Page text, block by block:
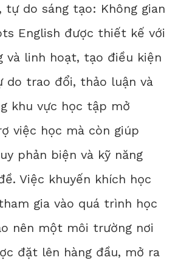
tự do sáng tạo: Không gian
English được thiết kế với
và linh hoạt, tạo điều kiện
do trao đổi, thảo luận và
khu vực học tập mở
việc học mà còn giúp
phản biện và kỹ năng
Việc khuyến khích học
gia vào quá trình học
nên một môi trường nơi
đặt lên hàng đầu, mở ra